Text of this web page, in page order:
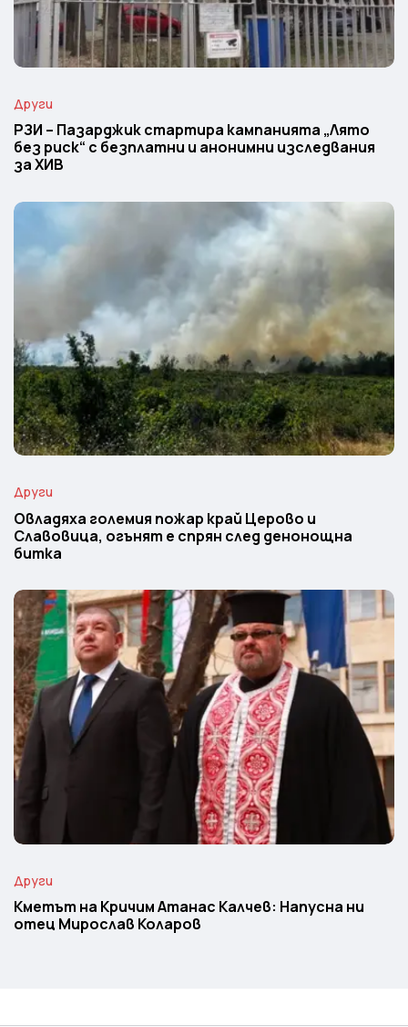
Други
РЗИ – Пазарджик стартира кампанията „Лято
без риск“ с безплатни и анонимни изследвания
за ХИВ
Други
Овладяха големия пожар край Церово и
Славовица, огънят е спрян след денонощна
битка
Други
Кметът на Кричим Атанас Калчев: Напусна ни
отец Мирослав Коларов